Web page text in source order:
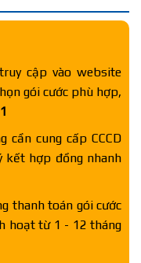
cập vào website
gói cước phù hợp,
cần cung cấp CCCD
kết hợp đồng nhanh
thanh toán gói cước
hoạt từ 1 - 12 tháng